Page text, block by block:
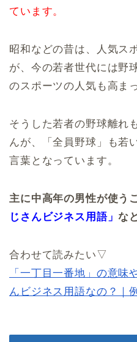
ています。
昭和などの昔は、人気ス
が、今の若者世代には野
のスポーツの人気も高ま
そうした若者の野球離れ
んが、「全員野球」も若
言葉となっています。
主に中高年の男性が使う
じさんビジネス用語」な
合わせて読みたい▽
「一丁目一番地」の意味
んビジネス用語なの？｜